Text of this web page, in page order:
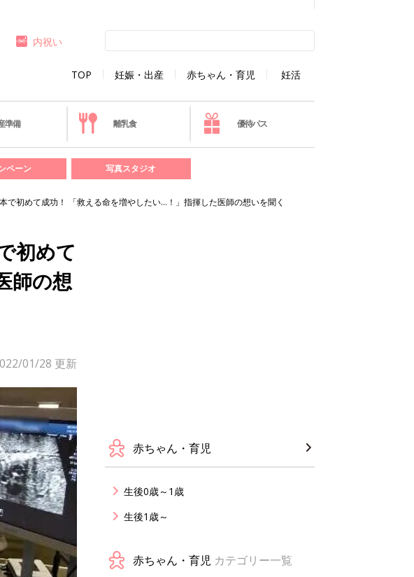
TOP 妊娠・出産 赤ちゃん・育児 妊活
内祝い
準備 離乳食 優待パス
ペーン 写真スタジオ
で初めて成功！ 「救える命を増やしたい…！」指揮した医師の想いを聞く
初めて
師の想
01/28 更新
赤ちゃん・育児
生後0歳～1歳
生後1歳～
赤ちゃん・育児 カテゴリー一覧